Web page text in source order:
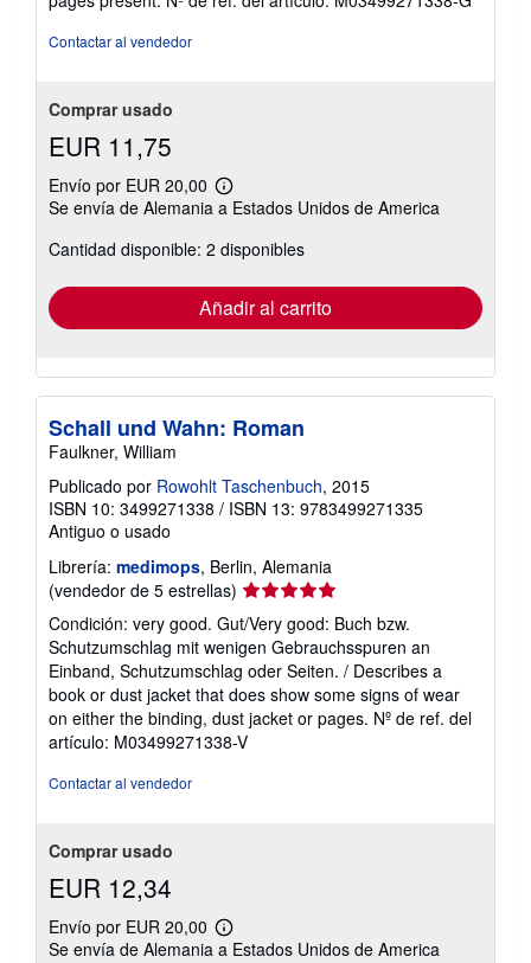
estrellas
Contactar al vendedor
Comprar usado
EUR 11,75
Envío por EUR 20,00
Más
información
las
tarifas
envío
Se envía de Alemania a Estados Unidos de America
Cantidad disponible: 2 disponibles
Añadir al carrito
Schall und Wahn: Roman
Faulkner, William
Publicado por Rowohlt Taschenbuch, 2015
ISBN 10: 3499271338 / ISBN 13: 9783499271335
Antiguo o usado
Librería: medimops, Berlin, Alemania
(vendedor de 5 estrellas) Calificación
del
vendedor:
5
de
5
estrellas
Condición: very good. Gut/Very good: Buch bzw.
Schutzumschlag mit wenigen Gebrauchsspuren an
Einband, Schutzumschlag oder Seiten. / Describes a
book or dust jacket that does show some signs of wear
on either the binding, dust jacket or pages. Nº de ref. del
artículo: M03499271338-V
Contactar al vendedor
Comprar usado
EUR 12,34
Envío por EUR 20,00
Más
información
Se envía de Alemania a Estados Unidos de America